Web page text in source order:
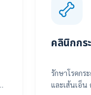
คลินิกกร
รักษาโรคกร
และเส้นเอ็น